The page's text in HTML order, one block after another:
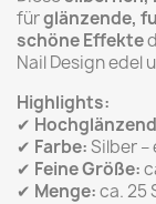
fürglänzende,
schöne Effekte
Nail Design edel
Highlights:
✔
✔ Farbe:Silber –
✔ Feine Größe:
✔ Menge:ca. 25